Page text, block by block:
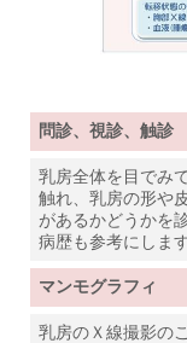
問診、視診、触診
乳房全体を目でみ
触れ、乳房の形や
があるかどうかを
病歴も参考にしま
マンモグラフィ
乳房のＸ線撮影の